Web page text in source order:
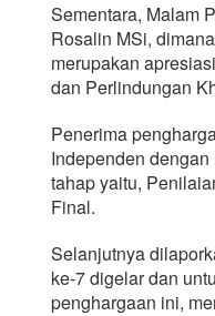
Sementara, Malam
Rosalin MSi,
merupakan
dan Perlindungan
Penerima
Independen
tahap yaitu,
Final.
Selanjutnya
ke-7 digelar dan
penghargaan ini,